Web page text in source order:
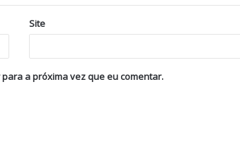
Site
a próxima vez que eu comentar.